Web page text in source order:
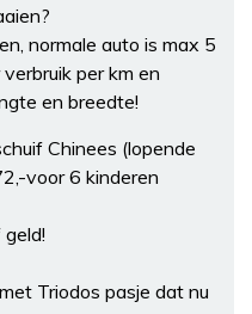
normale auto is max 5
per km en
en breedte!
Chinees (lopende
voor 6 kinderen
Triodos pasje dat nu